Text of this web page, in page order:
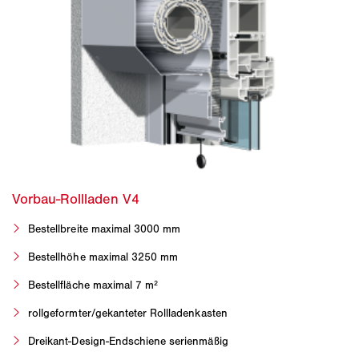
Bestellbreite maximal 3000 mm
Bestellhöhe maximal 3250 mm
Bestellfläche maximal 7 m²
rollgeformter/gekanteter Rollladenkasten
Dreikant-Design-Endschiene serienmäßig